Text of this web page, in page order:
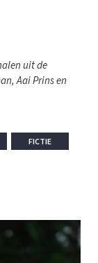
uit de
Aai Prins en
FICTIE